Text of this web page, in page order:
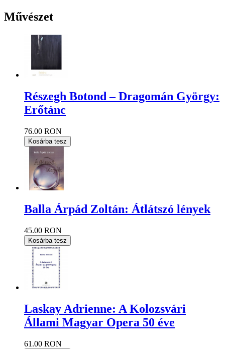
Művészet
Részegh Botond – Dragomán György:
Erőtánc
76.00 RON
Kosárba tesz
Balla Árpád Zoltán: Átlátszó lények
45.00 RON
Kosárba tesz
Laskay Adrienne: A Kolozsvári
Állami Magyar Opera 50 éve
61.00 RON